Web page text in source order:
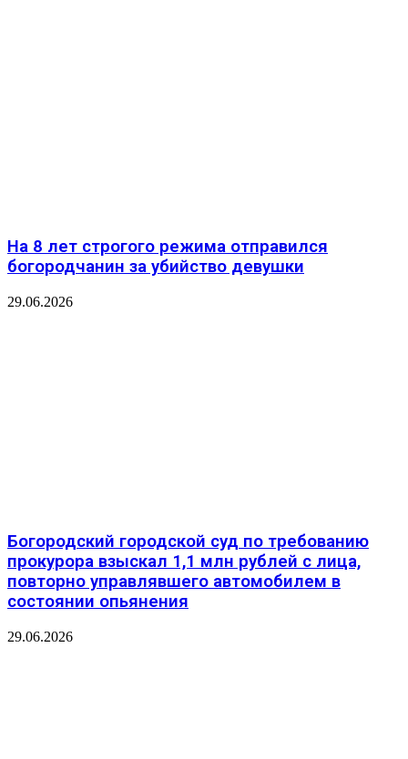
На 8 лет строгого режима отправился
богородчанин за убийство девушки
29.06.2026
️Богородский городской суд по требованию
прокурора взыскал 1,1 млн рублей с лица,
повторно управлявшего автомобилем в
состоянии опьянения
29.06.2026